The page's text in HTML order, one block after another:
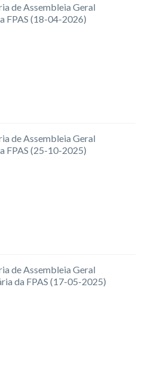
de Assembleia Geral
FPAS (18-04-2026)
de Assembleia Geral
FPAS (25-10-2025)
de Assembleia Geral
da FPAS (17-05-2025)